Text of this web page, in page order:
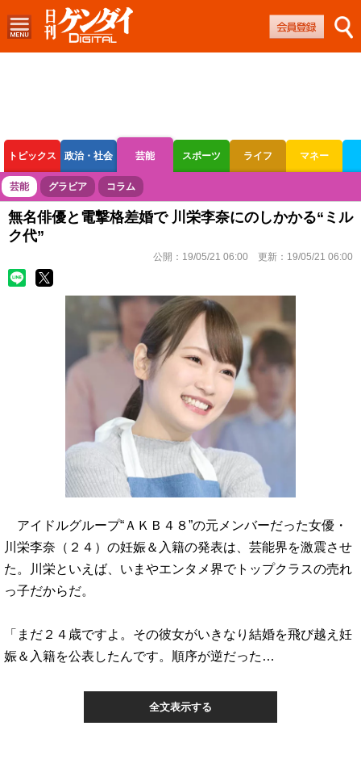
トピックス 政治・社会 芸能 スポーツ ライフ マネー
ボートレース 競輪 オートレース
芸能 グラビア コラム
無名俳優と電撃格差婚で 川栄李奈にのしかかる“ミル
ク代”
公開： 19/05/21 06:00 更新： 19/05/21 06:00
アイドルグループ“ＡＫＢ４８”の元メンバーだった女優・
川栄李奈（２４）の妊娠＆入籍の発表は、芸能界を激震させ
た。川栄といえば、いまやエンタメ界でトップクラスの売れ
っ子だからだ。
「まだ２４歳ですよ。その彼女がいきなり結婚を飛び越え妊
娠＆入籍を公表したんです。順序が逆だった…
全文表示する